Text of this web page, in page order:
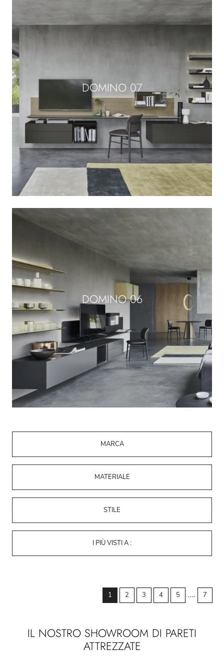
MARCA
MATERIALE
STILE
I PIÙ VISTI A :
DOMINO 07
DOMINO 06
1 2 3 4 5 .... 7
IL NOSTRO SHOWROOM DI PARETI
ATTREZZATE